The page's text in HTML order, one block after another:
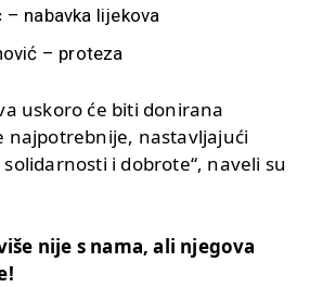
– nabavka lijekova
– proteza
uskoro će biti donirana
najpotrebnije, nastavljajući
i dobrote“, naveli su
nije s nama, ali njegova